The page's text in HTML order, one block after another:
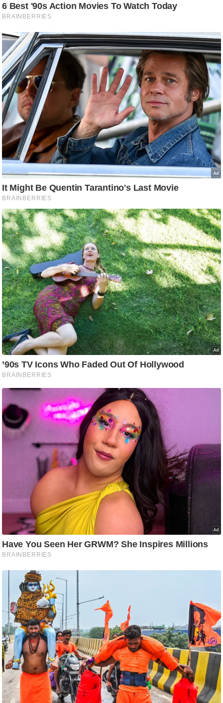
/
फै
श
न
घ
रे
लू
नु
स्खे
प
र्य
ट
न
स्थ
ल
फि
ट
ने
स
मं
त्रा
रि
ले
श
न
शि
प
रा
नी
ति
वि
यि
क
मि
स्तं
भ
ए
म
.
आ
र